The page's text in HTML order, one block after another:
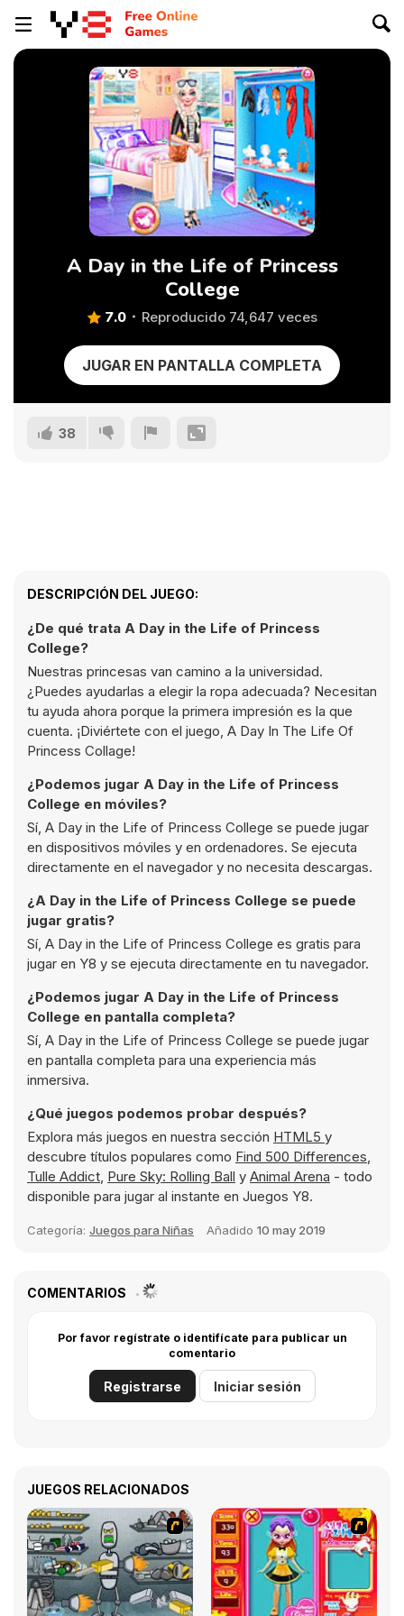
A Day in the Life of Princess
College
7.0 Reproducido 74,647 veces
JUGAR EN PANTALLA COMPLETA
38
DESCRIPCIÓN DEL JUEGO:
¿De qué trata A Day in the Life of Princess
College?
Nuestras princesas van camino a la universidad.
¿Puedes ayudarlas a elegir la ropa adecuada? Necesitan
tu ayuda ahora porque la primera impresión es la que
cuenta. ¡Diviértete con el juego, A Day In The Life Of
Princess Collage!
¿Podemos jugar A Day in the Life of Princess
College en móviles?
Sí, A Day in the Life of Princess College se puede jugar
en dispositivos móviles y en ordenadores. Se ejecuta
directamente en el navegador y no necesita descargas.
¿A Day in the Life of Princess College se puede
jugar gratis?
Sí, A Day in the Life of Princess College es gratis para
jugar en Y8 y se ejecuta directamente en tu navegador.
¿Podemos jugar A Day in the Life of Princess
College en pantalla completa?
Sí, A Day in the Life of Princess College se puede jugar
en pantalla completa para una experiencia más
inmersiva.
¿Qué juegos podemos probar después?
Explora más juegos en nuestra sección HTML5 y
descubre títulos populares como Find 500 Differences,
Tulle Addict, Pure Sky: Rolling Ball y Animal Arena - todo
disponible para jugar al instante en Juegos Y8.
Categoría: Juegos para Niñas Añadido 10 may 2019
COMENTARIOS
Por favor regístrate o identifícate para publicar un
comentario
Registrarse Iniciar sesión
JUEGOS RELACIONADOS